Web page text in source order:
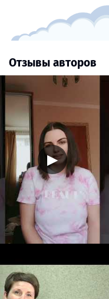
Отзывы авторов
▶